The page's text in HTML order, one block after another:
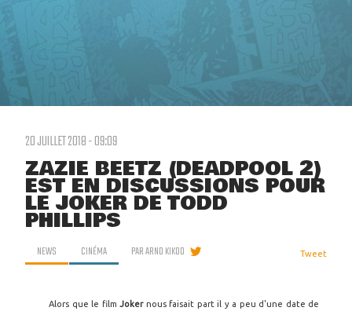
20 JUILLET 2018 - 09:09
ZAZIE BEETZ (DEADPOOL 2)
EST EN DISCUSSIONS POUR
LE JOKER DE TODD
PHILLIPS
NEWS CINÉMA PARARNO KIKOO Tweet
Alors que le film Joker nous faisait part il y a peu d'une date de